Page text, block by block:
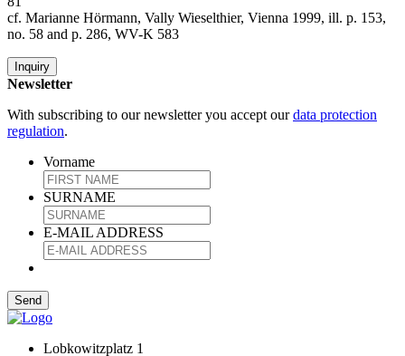
cf. Marianne Hörmann, Vally Wieselthier, Vienna 1999, ill. p. 153,
no. 58 and p. 286, WV-K 583
Inquiry
Newsletter
With subscribing to our newsletter you accept ourdata protection
regulation.
Vorname
SURNAME
E-MAIL ADDRESS
Lobkowitzplatz 1